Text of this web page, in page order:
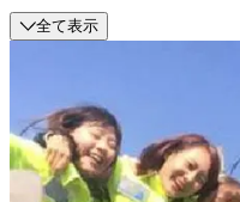
全て表示